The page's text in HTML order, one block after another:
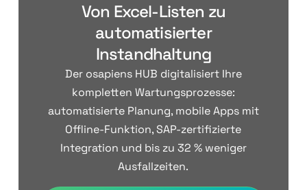
Von Excel-Listen zu
automatisierter
Instandhaltung
Der osapiens HUB digitalisiert Ihre
kompletten Wartungsprozesse:
automatisierte Planung, mobile Apps mit
Offline-Funktion, SAP-zertifizierte
Integration und bis zu 32 % weniger
Ausfallzeiten.